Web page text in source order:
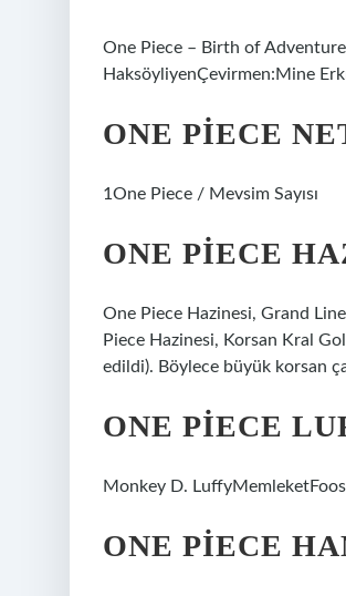
One Piece – Birth of
HaksöyliyenÇevirmen:Mine
ONE PIECE
1One Piece / Mevsim Sayısı
ONE PIECE
One Piece Hazinesi, Grand
Piece Hazinesi, Korsan Kral
edildi). Böylece büyük korsan
ONE PIECE
Monkey D.
ONE PIECE